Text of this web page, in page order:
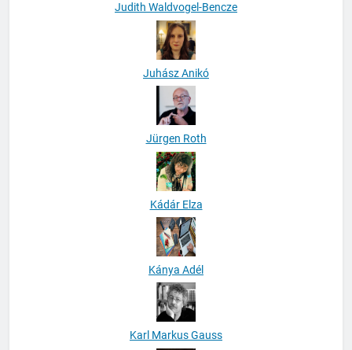
Judith Waldvogel-Bencze
Juhász Anikó
Jürgen Roth
Kádár Elza
Kánya Adél
Karl Markus Gauss